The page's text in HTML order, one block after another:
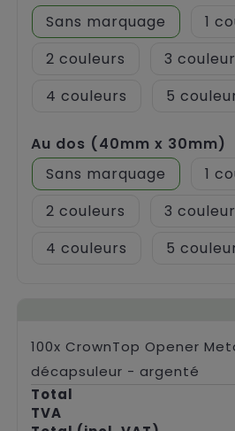
Sans marquage
1
2
3
4
5
Au dos (40mm x 30mm)
Sans marquage
1
2
3
4
5
100x CrownTop Opener
décapsuleur - argenté
Total
TVA